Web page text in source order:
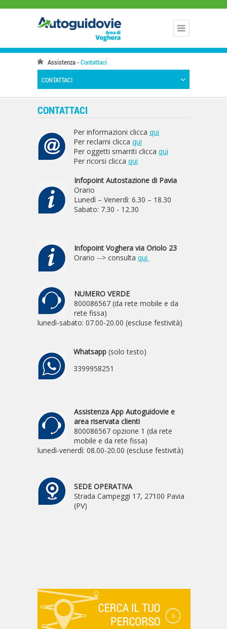
Assistenza Contattaci
CONTATTACI
CONTATTACI
Per informazioni clicca qui
Per reclami clicca qui
Per oggetti smarriti clicca qui
Per ricorsi clicca qui
Infopoint Autostazione di Pavia
Orario
Lunedì – Venerdì: 6.30 – 18.30
Sabato: 7.30 - 12.30
Infopoint Voghera via Oriolo 23
Orario --> consulta qui
NUMERO VERDE
800086567 (da rete mobile e da
rete fissa)
lunedì-sabato: 07.00-20.00 (escluse festività)
Whatsapp (solo testo)
3399958251
Assistenza App Autoguidovie e
area riservata clienti
800086567 opzione 1 (da rete
mobile e da rete fissa)
lunedì-venerdì: 08.00-20.00 (escluse festività)
SEDE OPERATIVA
Strada Campeggi 17, 27100 Pavia
(PV)